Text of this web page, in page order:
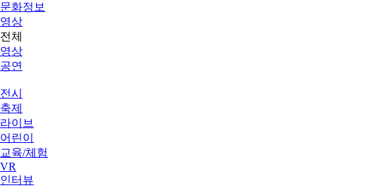
문화정보
영상
전체
영상
공연
전시
축제
라이브
어린이
교육/체험
VR
인터뷰